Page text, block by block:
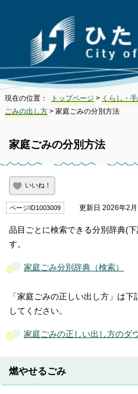
現在の位置： トップページ > くらし・
ごみの出し方 > 家庭ごみの分別方法
家庭ごみの分別方法
いいね！
ページID1003009 更新日 2026年2月
品目ごとに検索できる分別辞典(
す。
家庭ごみ分別辞典（検索）
「家庭ごみの正しい出し方」は
してください。
家庭ごみの正しい出し方のダ
燃やせるごみ